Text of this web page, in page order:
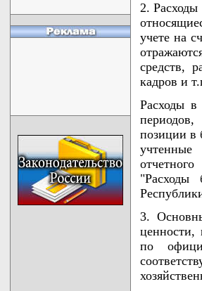
2.
учете на
средств,
кадров и
Расходы в
позиции в
учтенные
"Расходы
3.
ценности,
по